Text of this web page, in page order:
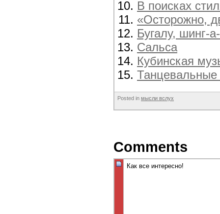
В поисках
«Осторожно,
Бугалу, шинг-
Сальса
Кубинская
Танцевальные
Posted in мысли вслух
Comments
Как все интересно!